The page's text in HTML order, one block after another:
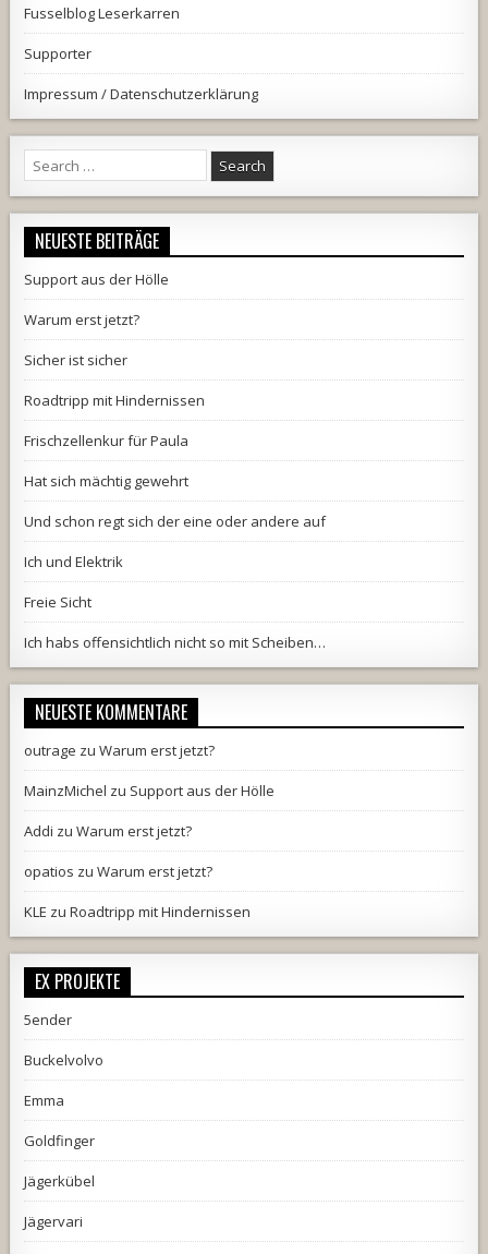
Fusselblog Leserkarren
Supporter
Impressum / Datenschutzerklärung
Search
for:
NEUESTE BEITRÄGE
Support aus der Hölle
Warum erst jetzt?
Sicher ist sicher
Roadtripp mit Hindernissen
Frischzellenkur für Paula
Hat sich mächtig gewehrt
Und schon regt sich der eine oder andere auf
Ich und Elektrik
Freie Sicht
Ich habs offensichtlich nicht so mit Scheiben…
NEUESTE KOMMENTARE
outrage zuWarum erst jetzt?
MainzMichel zu Support aus der Hölle
Addi zuWarum erst jetzt?
opatios zuWarum erst jetzt?
KLE zuRoadtripp mit Hindernissen
EX PROJEKTE
5ender
Buckelvolvo
Emma
Goldfinger
Jägerkübel
Jägervari